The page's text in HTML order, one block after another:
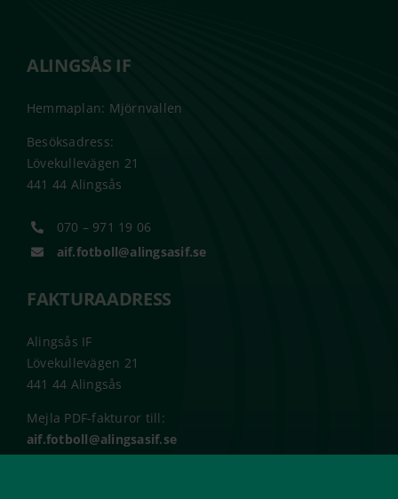
ALINGSÅS IF
Hemmaplan: Mjörnvallen
Besöksadress:
Lövekullevägen 21
441 44 Alingsås
070 – 971 19 06
aif.fotboll@alingsasif.se
FAKTURAADRESS
Alingsås IF
Lövekullevägen 21
441 44 Alingsås
Mejla PDF-fakturor till:
aif.fotboll@alingsasif.se